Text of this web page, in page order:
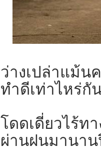
ว่างเปล่าแม้น
ทำดีเท่าไหร่กั
โดดเดี่ยวไร้ท
ผ่านฝนมานา